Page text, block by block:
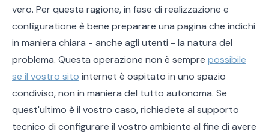
vero. Per questa ragione, in fase di realizzazione e
configuratione è bene preparare una pagina che indichi
in maniera chiara - anche agli utenti - la natura del
problema. Questa operazione non è sempre possibile
se il vostro sito internet è ospitato in uno spazio
condiviso, non in maniera del tutto autonoma. Se
quest'ultimo è il vostro caso, richiedete al supporto
tecnico di configurare il vostro ambiente al fine di avere